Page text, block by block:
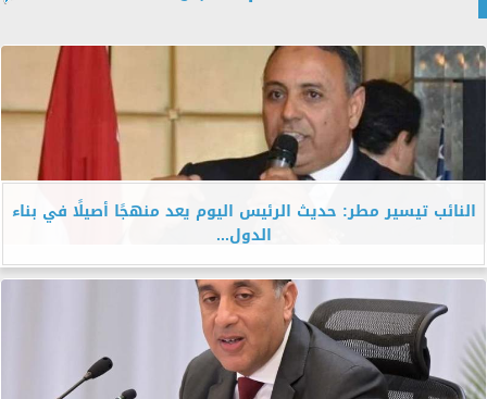
النائب تيسير مطر: حديث الرئيس اليوم يعد منهجًا أصيلًا في بناء
الدول...